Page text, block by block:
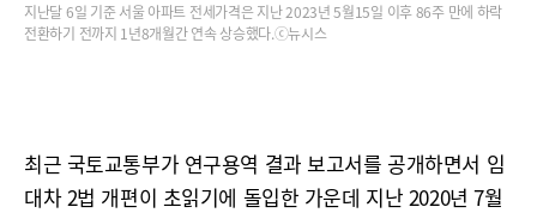
지난달 6일 기준 서울 아파트 전세가격은 지난 2023년 5월15일 이후 86주 만에 하락
전환하기 전까지 1년8개월간 연속 상승했다.ⓒ뉴시스
최근 국토교통부가 연구용역 결과 보고서를 공개하면서 임
대차 2법 개편이 초읽기에 돌입한 가운데 지난 2020년 7월